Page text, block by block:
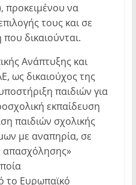
προκειμένου να
τους και σε
δικαιούνται.
Ανάπτυξης και
ως δικαιούχος της
παιδιών για
εκπαίδευση
παιδιών σχολικής
με αναπηρία, σε
απασχόλησης»
το Ευρωπαϊκό